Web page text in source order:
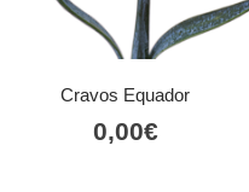
Cravos Equador
0,00€